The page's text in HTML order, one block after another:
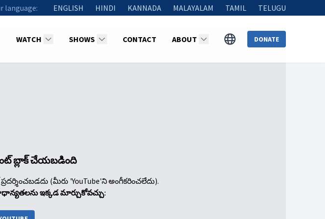
language: ENGLISH HINDI KANNADA MALAYALAM TAMIL TELUGU
WATCH SHOWS CONTACT ABOUT DONATE
బ్లాక్ చేయబడింది
(మీరు 'YouTube'ని అంగీకరించలేదు).
ఇక్కడ మార్చుకోవచ్చు: